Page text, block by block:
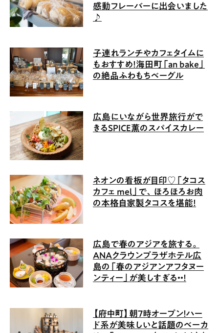
感動フレーバーに出会いました
♪
子連れランチやカフェタイムに
もおすすめ！海田町「an bake」
の絶品ふわもちベーグル
広島にいながら世界旅行がで
きるSPICE薫のスパイスカレー
ネオンの看板が目印♡「タコス
カフェ mel」で、ほろほろお肉
の本格自家製タコスを堪能！
広島で春のアジアを旅する。
ANAクラウンプラザホテル広
島の「春のアジアンアフタヌー
ンティー」が美しすぎる・・！
【府中町】朝7時オープン！ハー
ド系が美味しいと話題のベーカ